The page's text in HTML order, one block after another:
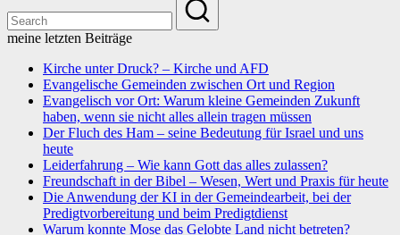
meine letzten Beiträge
Kirche unter Druck? – Kirche und AFD
Evangelische Gemeinden zwischen Ort und Region
Evangelisch vor Ort: Warum kleine Gemeinden Zukunft
haben, wenn sie nicht alles allein tragen müssen
Der Fluch des Ham – seine Bedeutung für Israel und uns
heute
Leiderfahrung – Wie kann Gott das alles zulassen?
Freundschaft in der Bibel – Wesen, Wert und Praxis für heute
Die Anwendung der KI in der Gemeindearbeit, bei der
Predigtvorbereitung und beim Predigtdienst
Warum konnte Mose das Gelobte Land nicht betreten?